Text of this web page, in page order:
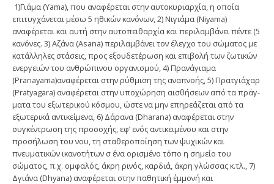
1)Γιάμα (Yama), που αναφέρεται στην αυτοκυριαρχία, η οποία
επιτυγχά­νεται μέσω 5 ηθικών κανόνων, 2) Νιγιάμα (Niyama)
αναφέρεται και αυτή στην αυτοπειθαρχία και περιλαμβάνει πέντε (5
κανόνες. 3) Αζάνα (Asana) περι­λαμβάνει τον έλεγχο του σώματος με
κατάλληλες στάσεις, προς εξουδετέρωση και επιβολή των ζωτικών
ενεργειών του ανθρώπινου οργανισμού, 4) Πρανάγιαμα
(Pranayama)αναφέρεται στην ρύθμιση της αναπνοής, 5) Πρατγιάχαρ
(Pratyagara) αναφέρεται στην υποχώρηση αισθήσεων από τα πράγ­
ματα του εξωτερικού κόσμου, ώστε να μην επηρεάζεται από τα
εξωτερικά αντικείμενα, 6) Δάρανα (Dharana) αναφέρεται στην
συγκέντρωση της προ­σοχής, εφ’ ενός αντικειμένου και στην
προσήλωση του νου, τη σταθεροποί­ηση των ψυχικών και
πνευματικών ικανοτήτων σ ένα ορισμένο τόπο η σημείο του
σώματος, π.χ. ομφαλός, άκρη ρινός, καρδιά, άκρη γλώσσας κ.τλ., 7)
Δγιάνα (Dhyana) αναφέρεται στην παθητική έμμονή και